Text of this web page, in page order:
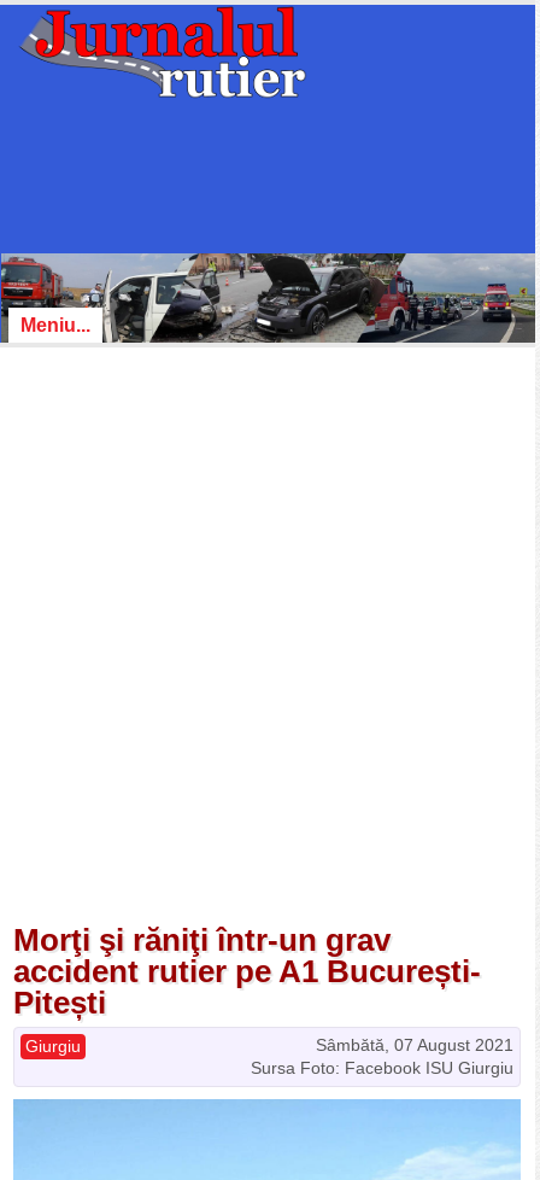
Meniu...
Morţi şi răniţi într-un grav
accident rutier pe A1 București-
Pitești
Sâmbătă, 07 August 2021
Giurgiu
Sursa Foto: Facebook ISU Giurgiu